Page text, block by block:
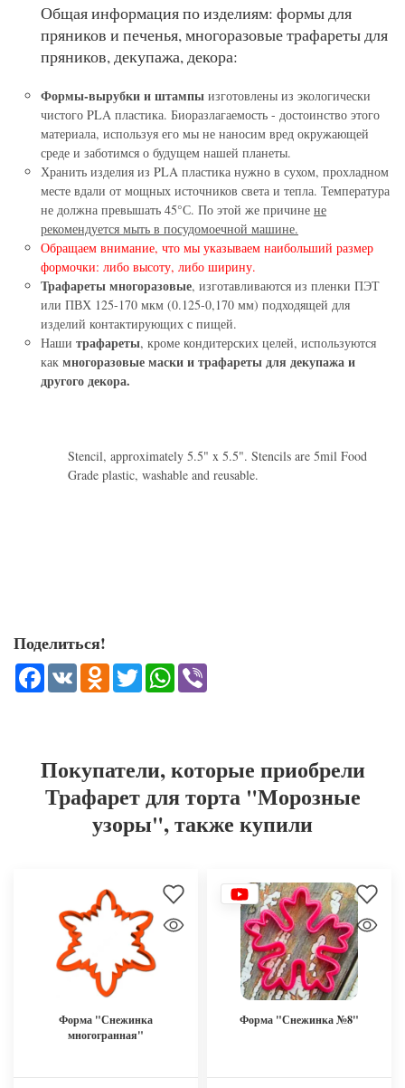
Общая информация по изделиям: формы для
пряников и печенья, многоразовые трафареты для
пряников, декупажа, декора:
Формы-вырубки и штампы изготовлены из экологически
чистого PLA пластика. Биоразлагаемость - достоинство этого
материала, используя его мы не наносим вред окружающей
среде и заботимся о будущем нашей планеты.
Хранить изделия из PLA пластика нужно в сухом, прохладном
месте вдали от мощных источников света и тепла. Температура
не должна превышать 45°С. По этой же причине не
рекомендуется мыть в посудомоечной машине.
Обращаем внимание, что мы указываем наибольший размер
формочки: либо высоту, либо ширину.
Трафареты многоразовые, изготавливаются из пленки ПЭТ
или ПВХ 125-170 мкм (0.125-0,170 мм) подходящей для
изделий контактирующих с пищей.
Наши трафареты, кроме кондитерских целей, используются
как многоразовые маски и трафареты для декупажа и
другого декора.
Stencil, approximately 5.5" x 5.5". Stencils are 5mil Food
Grade plastic, washable and reusable.
Поделиться!
Facebook
VK Odnoklassniki
TwitterWhatsApp
Покупатели, которые приобрели
Трафарет для торта "Морозные
узоры", также купили
Форма "Снежинка
многогранная"
Форма "Снежинка №8"